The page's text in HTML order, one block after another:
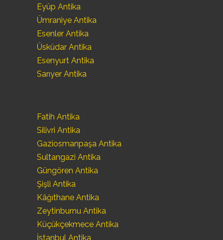
Eyüp Antika
Ümraniye Antika
Esenler Antika
Üsküdar Antika
Esenyurt Antika
Sarıyer Antika
Fatih Antika
Silivri Antika
Gaziosmanpaşa Antika
Sultangazi Antika
Güngören Antika
Şişli Antika
Kâğıthane Antika
Zeytinburnu Antika
Küçükçekmece Antika
İstanbul Antika